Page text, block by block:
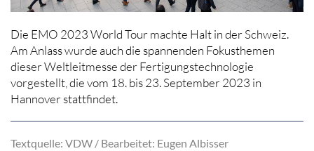
Die EMO 2023 World Tour machte Halt in der Schweiz.
Am Anlass wurde auch die spannenden Fokusthemen
dieser Weltleitmesse der Fertigungstechnologie
vorgestellt, die vom 18. bis 23. September 2023 in
Hannover stattfindet.
Textquelle: VDW / Bearbeitet: Eugen Albisser